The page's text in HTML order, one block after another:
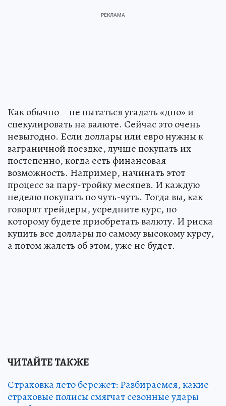
Как обычно – не пытаться угадать «дно» и
спекулировать на валюте. Сейчас это очень
невыгодно. Если доллары или евро нужны к
заграничной поездке, лучше покупать их
постепенно, когда есть финансовая
возможность. Например, начинать этот
процесс за пару-тройку месяцев. И каждую
неделю покупать по чуть-чуть. Тогда вы, как
говорят трейдеры, усредните курс, по
которому будете приобретать валюту. И риска
купить все доллары по самому высокому курсу,
а потом жалеть об этом, уже не будет.
ЧИТАЙТЕ ТАКЖЕ
Страховка лето бережет: Разбираемся, какие
страховые полисы смягчат сезонные удары